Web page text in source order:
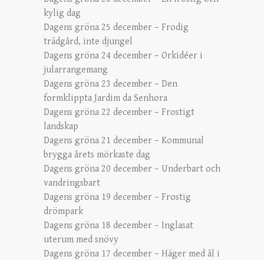
kylig dag
Dagens gröna 25 december – Frodig
trädgård, inte djungel
Dagens gröna 24 december – Orkidéer i
jularrangemang
Dagens gröna 23 december – Den
formklippta Jardim da Senhora
Dagens gröna 22 december – Frostigt
landskap
Dagens gröna 21 december – Kommunal
brygga årets mörkaste dag
Dagens gröna 20 december – Underbart och
vandringsbart
Dagens gröna 19 december – Frostig
drömpark
Dagens gröna 18 december – Inglasat
uterum med snövy
Dagens gröna 17 december – Häger med ål i